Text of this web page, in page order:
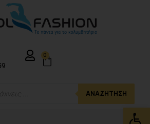
ΑΝΑΖΉΤΗΣΗ
0